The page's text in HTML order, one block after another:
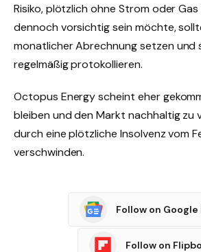
Risiko, plötzlich ohne Strom oder
dennoch vorsichtig sein möchte,
monatlicher Abrechnung setzen und
regelmäßig protokollieren.
Octopus Energy scheint eher
bleiben und den Markt nachhaltig zu
durch eine plötzliche Insolvenz vom
verschwinden.
Follow on Google
Follow on